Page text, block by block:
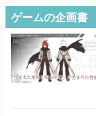
ゲームの企画書